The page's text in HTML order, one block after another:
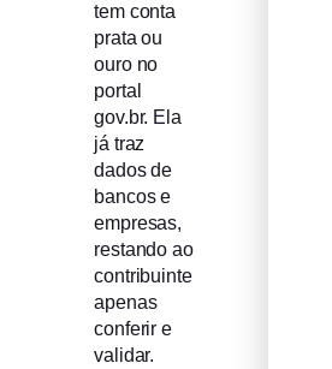
tem conta
prata ou
ouro no
portal
gov.br. Ela
já traz
dados de
bancos e
empresas,
restando ao
contribuinte
apenas
conferir e
validar.